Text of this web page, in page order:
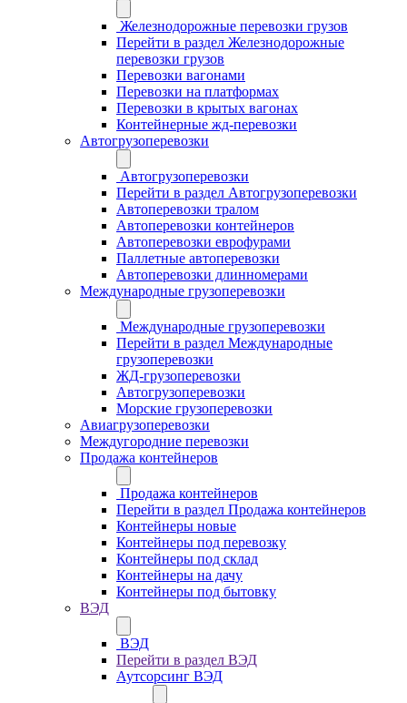
Железнодорожные перевозки грузов
Перейти в раздел Железнодорожные
перевозки грузов
Перевозки вагонами
Перевозки на платформах
Перевозки в крытых вагонах
Контейнерные жд-перевозки
Автогрузоперевозки
Автогрузоперевозки
Перейти в раздел Автогрузоперевозки
Автоперевозки тралом
Автоперевозки контейнеров
Автоперевозки еврофурами
Паллетные автоперевозки
Автоперевозки длинномерами
Международные грузоперевозки
Международные грузоперевозки
Перейти в раздел Международные
грузоперевозки
ЖД-грузоперевозки
Автогрузоперевозки
Морские грузоперевозки
Авиагрузоперевозки
Междугородние перевозки
Продажа контейнеров
Продажа контейнеров
Перейти в раздел Продажа контейнеров
Контейнеры новые
Контейнеры под перевозку
Контейнеры под склад
Контейнеры на дачу
Контейнеры под бытовку
ВЭД
ВЭД
Перейти в раздел ВЭД
Аутсорсинг ВЭД